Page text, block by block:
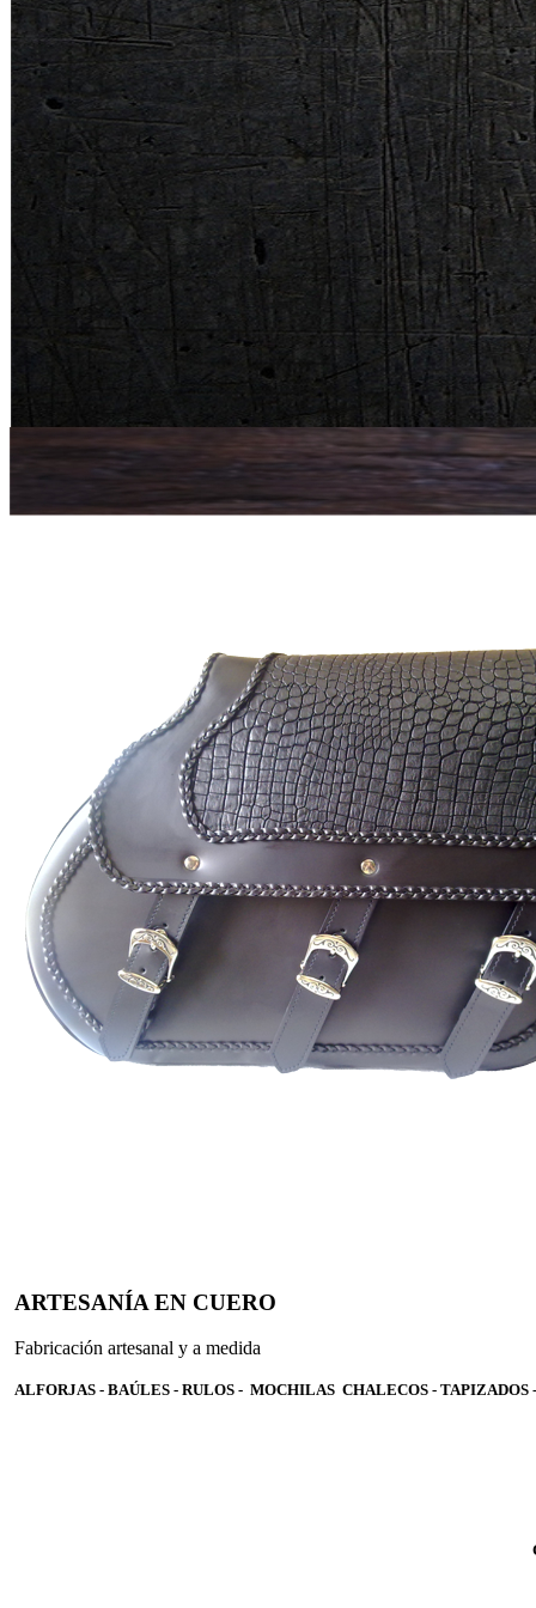
ARTESANÍA EN CUERO
Fabricación artesanal y a medida
ALFORJAS - BAÚLES - RULOS - MOCHILAS CHALECOS - TAPIZADOS